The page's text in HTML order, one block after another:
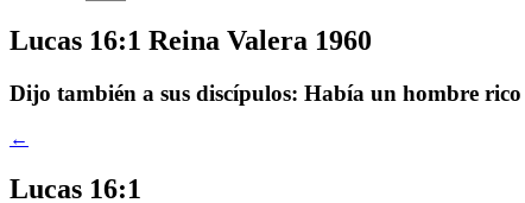
Lucas 16:1 Reina Valera 1960
Dijo también a sus discípulos: Había un hombre
←
Lucas 16:1